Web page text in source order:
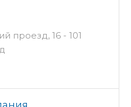
проезд, 16 - 101